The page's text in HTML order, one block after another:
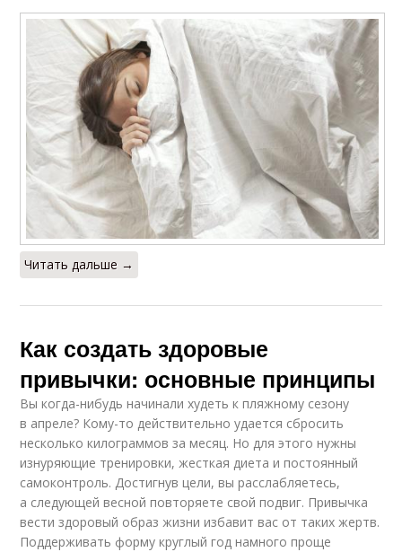
Читать дальше →
Как создать здоровые
привычки: основные принципы
Вы когда-нибудь начинали худеть к пляжному сезону
в апреле? Кому-то действительно удается сбросить
несколько килограммов за месяц. Но для этого нужны
изнуряющие тренировки, жесткая диета и постоянный
самоконтроль. Достигнув цели, вы расслабляетесь,
а следующей весной повторяете свой подвиг. Привычка
вести здоровый образ жизни избавит вас от таких жертв.
Поддерживать форму круглый год намного проще